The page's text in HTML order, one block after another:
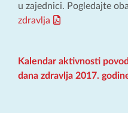
u zajednici. Pogledajte
zdravlja
Kalendar aktivnosti
dana zdravlja 2017.